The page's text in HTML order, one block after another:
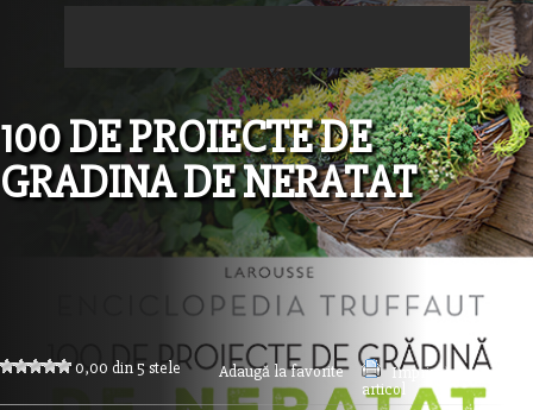
100 DE PROIECTE DE
GRADINA DE NERATAT
0,00 din 5 stele Adaugă la favorite
Imprimă acest
articol